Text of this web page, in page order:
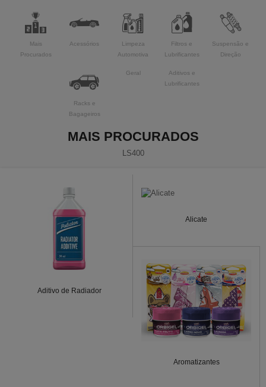
Mais
Procurados
Acessórios
Limpeza
Automotiva
Filtros e
Lubrificantes
Suspensão e
Direção
Racks e
Bagageiros
Geral
Aditivos e
Lubrificantes
MAIS PROCURADOS
LS400
Aditivo de Radiador
Alicate
Aromatizantes